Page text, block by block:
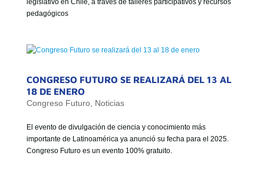
legislativo en Chile, a través de talleres participativos y recursos
pedagógicos
CONGRESO FUTURO SE REALIZARÁ DEL 13 AL
18 DE ENERO
Congreso Futuro, Noticias
El evento de divulgación de ciencia y conocimiento más
importante de Latinoamérica ya anunció su fecha para el 2025.
Congreso Futuro es un evento 100% gratuito.